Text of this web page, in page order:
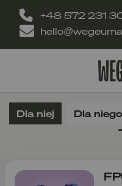
+48 572 231
Dla niej Dla niego